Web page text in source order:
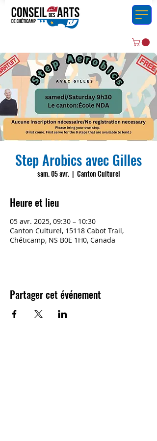
Step Arobics avec Gilles
sam. 05 avr.
  |
Canton Culturel
Heure et lieu
05 avr. 2025, 09:30 – 10:30
Canton Culturel, 15118 Cabot Trail,
Chéticamp, NS B0E 1H0, Canada
Partager cet événement